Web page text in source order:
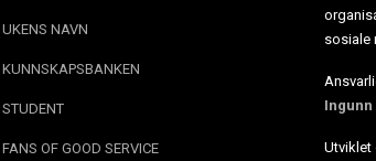
UKENS NAVN
KUNNSKAPSBANKEN
STUDENT
FANS OF GOOD SERVICE
sosiale
Ingunn
Utviklet